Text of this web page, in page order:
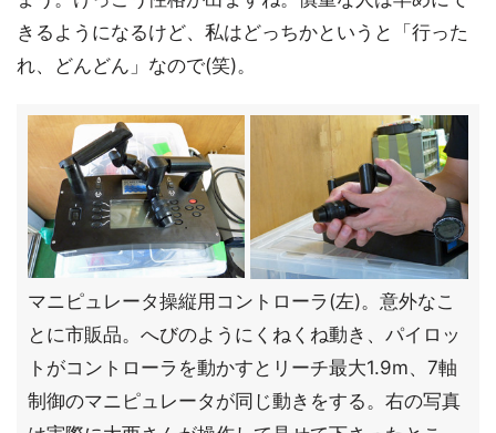
きるようになるけど、私はどっちかというと「行った
れ、どんどん」なので(笑)。
マニピュレータ操縦用コントローラ(左)。意外なこ
とに市販品。へびのようにくねくね動き、パイロッ
トがコントローラを動かすとリーチ最大1.9m、7軸
制御のマニピュレータが同じ動きをする。右の写真